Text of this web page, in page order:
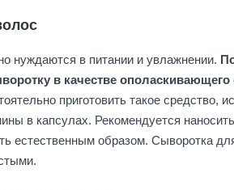
нуждаются в питании и увлажнении.
в качестве ополаскивающего
приготовить такое средство,
в капсулах. Рекомендуется
естественным образом. Сыворотка